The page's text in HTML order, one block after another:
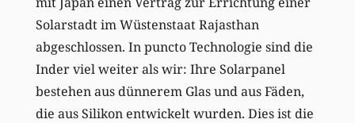
Solarstadt im Wüstenstaat Rajasthan
abgeschlossen. In puncto Technologie sind die
Inder viel weiter als wir: Ihre Solarpanel
bestehen aus dünnerem Glas und aus Fäden,
die aus Silikon entwickelt wurden. Dies ist die